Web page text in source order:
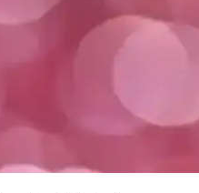
hormon dalgalanmaları,
Karşılaştırması:
yardımcı Lyon ve Şalcı
Hazırlamanın 5
çantası hazırlama rehberi.